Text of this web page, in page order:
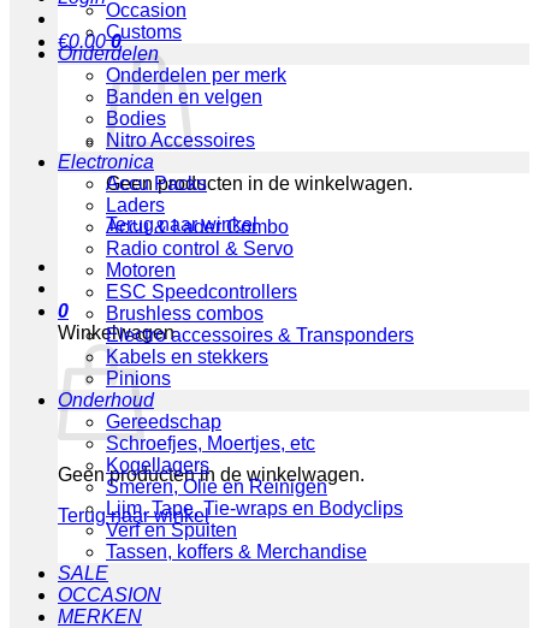
€0.00 0
Geen producten in de winkelwagen.
Terug naar winkel
0
Winkelwagen
Geen producten in de winkelwagen.
Terug naar winkel
Occasion
Customs
Onderdelen
Onderdelen per merk
Banden en velgen
Bodies
Nitro Accessoires
Electronica
Accu Packs
Laders
Accu & Lader Combo
Radio control & Servo
Motoren
ESC Speedcontrollers
Brushless combos
Electro accessoires & Transponders
Kabels en stekkers
Pinions
Onderhoud
Gereedschap
Schroefjes, Moertjes, etc
Kogellagers
Smeren, Olie en Reinigen
Lijm, Tape, Tie-wraps en Bodyclips
Verf en Spuiten
Tassen, koffers & Merchandise
SALE
OCCASION
MERKEN